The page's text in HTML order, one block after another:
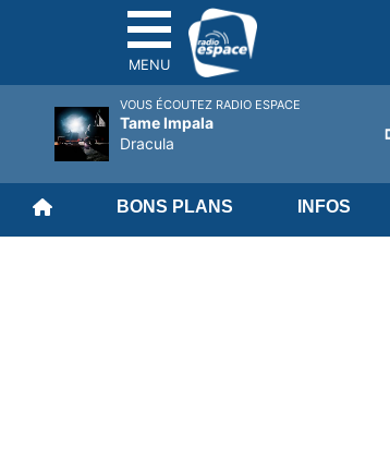
MENU
BONS PLANS INFOS
VOUS ÉCOUTEZ RADIO ESPACE
Tame Impala
Dracula